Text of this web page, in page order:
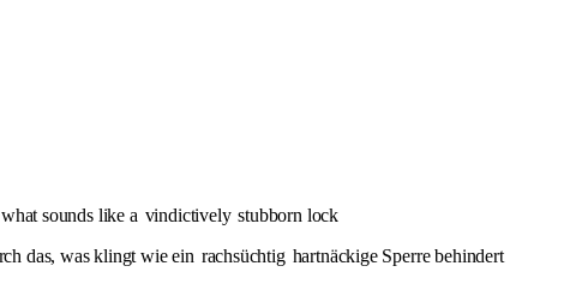
sounds like a vindictively stubborn lock
das, was klingt wie ein rachsüchtig hartnäckige Sperre behindert